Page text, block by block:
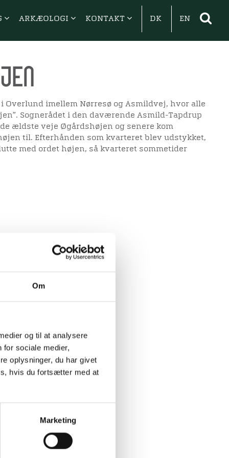
Om
og til at analysere
for sociale medier,
oplysninger, du har givet
hvis du fortsætter med at
Marketing
ARKÆOLOGI KONTAKT DK EN
Overlund imellem Nørresø og Asmildvej, hvor alle
Sognerådet i den daværende Asmild-Tapdrup
ældste veje Øgårdshøjen og senere kom
til. Efterhånden som kvarteret blev udstykket,
med ordet højen, så kvarteret sommetider